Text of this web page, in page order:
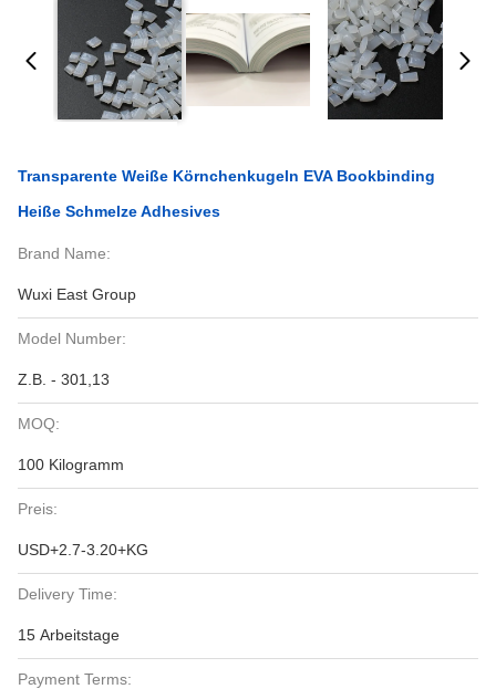
Transparente Weiße Körnchenkugeln EVA Bookbinding
Heiße Schmelze Adhesives
Brand Name:
Wuxi East Group
Model Number:
Z.B. - 301,13
MOQ:
100 Kilogramm
Preis:
USD+2.7-3.20+KG
Delivery Time:
15 Arbeitstage
Payment Terms: